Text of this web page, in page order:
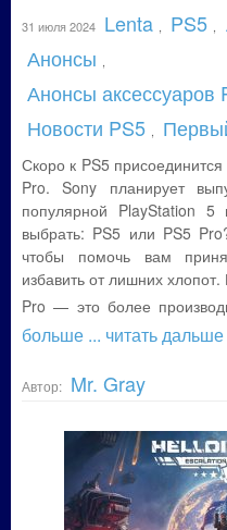
31 июля 2024 Lenta PS5
Анонсы
Анонсы аксессуаров
Новости PS5
Скоро к PS5
Pro. Sony планирует
популярной PlayStation
выбрать: PS5 или PS5
чтобы помочь вам
избавить от лишних
Pro — это более
больше ... читать дальше
Автор: Mr. Gray